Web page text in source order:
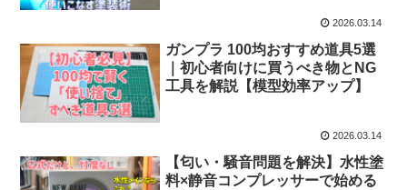
2026.03.14
ガンプラ 100均おすすめ道具5選
｜初心者向けに買うべき物とNG
工具を解説【模型効率アップ】
2026.03.14
【匂い・騒音問題を解決】水性塗
料×静音コンプレッサーで始める